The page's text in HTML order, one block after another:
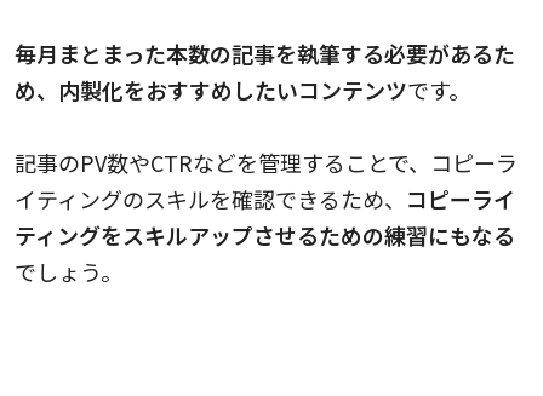
毎月まとまった本数の記事を執筆する必要があるた
め、内製化をおすすめしたいコンテンツです。
記事のPV数やCTRなどを管理することで、コピーラ
イティングのスキルを確認できるため、 コピーライ
ティングをスキルアップさせるための練習にもなる
でしょう。